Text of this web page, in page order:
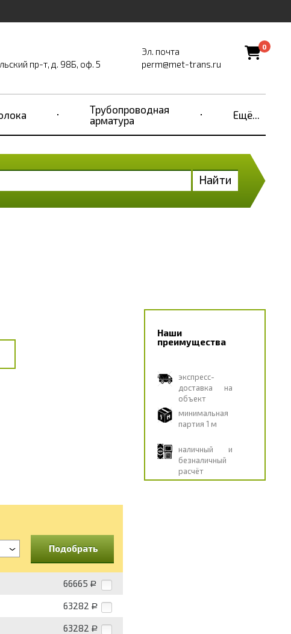
пр-т, д. 98Б, оф. 5
Эл. почта
perm@met-trans.ru
0
Трубопроводная
арматура
Ещё...
Найти
Наши
преимущества
экспресс-
доставка на
объект
минимальная
партия 1 м
наличный и
безналичный
расчёт
Подобрать
66665 Р
63282 Р
63282 Р